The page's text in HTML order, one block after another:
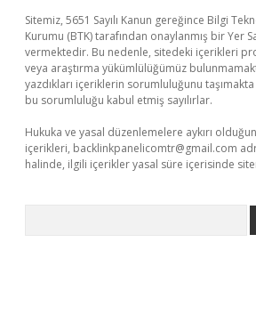
Sitemiz, 5651 Sayılı Kanun gereğince Bilgi
Kurumu (BTK) tarafından onaylanmış bir Yer
vermektedir. Bu nedenle, sitedeki içerikleri
veya araştırma yükümlülüğümüz
yazdıkları içeriklerin sorumluluğunu
bu sorumluluğu kabul etmiş sayılırlar.
Hukuka ve yasal düzenlemelere aykırı
içerikleri, backlinkpanelicomtr@gmail.com
halinde, ilgili içerikler yasal süre içerisinde